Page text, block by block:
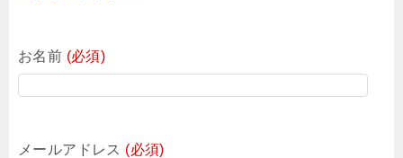
お名前 (必須)
メールアドレス (必須)